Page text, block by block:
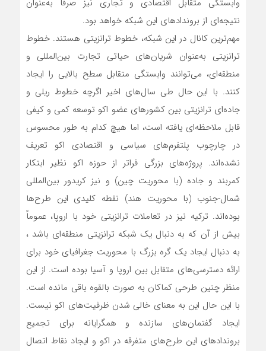
وابستگی متقابل اقتصادی و تجاری نیز صرفاً به‌عنوان
نتیجه‌ای از بروندادهای این شبکه خواهد بود.
مهم‌ترین کانال در این شبکه، خطوط ترانزیتی هستند. خطوط
ترانزیتی به‌عنوان شریان‌های حیاتی تجارت بین‌المللی و
منطقه‌ای، می‌توانند وابستگی متقابل سطح بالایی را ایجاد
کنند. با این حال طی سال‌های اخیر اگرچه خطوط ریلی و
جاده‌ای ترانزیتی بین کشورهای عضو اکو توسعه کمی و کیفی
قابل ملاحظه‌ای یافته است، اما هیچ کدام به طور محسوس
در چارچوب پلتفرم‌های سیاسی و اقتصادی اکو تعریف
نشده‌اند. پروژه‌های بزرگی فراتر از حوزه اکو نظیر ابتکار
کمربند و جاده (با محوریت چین) و نیز کریدور بین‌المللی
شمال-جنوب (با محوریت هند) نقطه کلیدی این طرح‌ها
بوده‌اند. ترکیه نیز در تعاملات ترانزیتی خود با اروپا، عموماً
بیش از آن که به دنبال یک شبکه ترانزیتی منطقه‌ای باشد ،
به دنبال ایجاد یک گره بزرگ با محوریت جغرافیای خود برای
ارائه دسترسی‌های متقابل بین اروپا و آسیا بوده است. از این
منظر چنین طرحی کماکان به صورت بالقوه باقی مانده‌ است.
با این حال این به معنای خالی شدن ظرفیت‌های اکو نیست.
ایجاد گفتمان‌های سازنده و همگرایانه برای تجمیع
بروندادهای این طرح‌های متفرقه در اکو و ایجاد نقاط اتصال